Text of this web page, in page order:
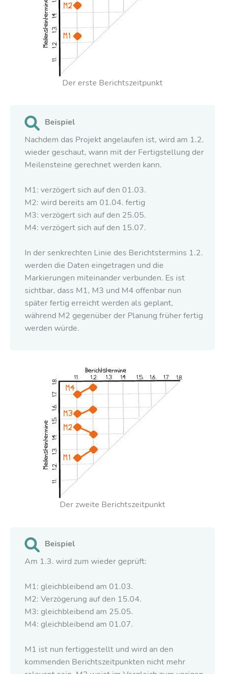
Der erste Berichtszeitpunkt
Beispiel
Nachdem das Projekt angelaufen ist, wird am 1.2.
wieder geschaut, wann mit der Fertigstellung der
Meilensteine gerechnet werden kann.
M1: verzögert sich auf den 01.03.
M2: wird bereits am 01.04. fertig
M3: verzögert sich auf den 25.05.
M4: verzögert sich auf den 15.07.
In der senkrechten Linie des Berichtstermins 1.2.
werden die Daten eingetragen und die
Markierungen miteinander verbunden. Es ist
sichtbar, dass M1, M3 und M4 offenbar nun
später fertig erreicht werden als geplant,
während M2 gegenüber der Planung früher fertig
werden würde.
Der zweite Berichtszeitpunkt
Beispiel
Am 1.3. wird zum wieder geprüft:
M1: gleichbleibend am 01.03.
M2: Verzögerung auf den 15.04.
M3: gleichbleibend am 25.05.
M4: gleichbleibend am 01.07.
M1 ist nun fertiggestellt und wird an den
kommenden Berichtszeitpunkten nicht mehr